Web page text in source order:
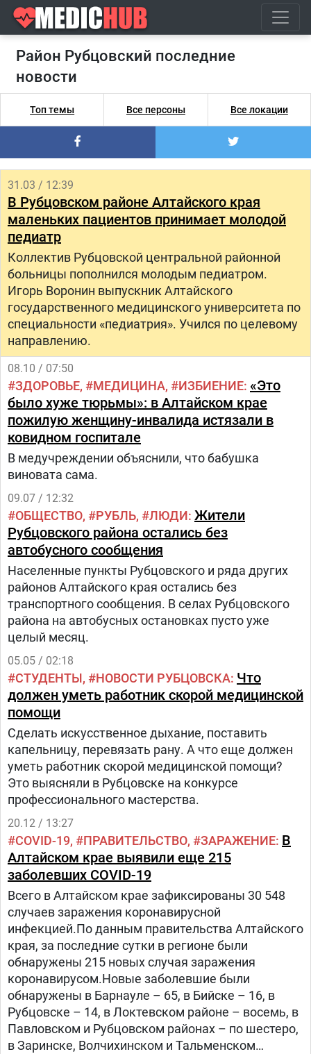
Район Рубцовский последние
новости
Топ темы Все персоны Все локации
31.03 / 12:39
В Рубцовском районе Алтайского края
маленьких пациентов принимает молодой
педиатр
Коллектив Рубцовской центральной районной
больницы пополнился молодым педиатром.
Игорь Воронин выпускник Алтайского
государственного медицинского университета по
специальности «педиатрия». Учился по целевому
направлению.
08.10 / 07:50
ЗДОРОВЬЕ МЕДИЦИНА ИЗБИЕНИЕ «Это
было хуже тюрьмы»: в Алтайском крае
пожилую женщину-инвалида истязали в
ковидном госпитале
В медучреждении объяснили, что бабушка
виновата сама.
09.07 / 12:32
ОБЩЕСТВО РУБЛЬ ЛЮДИ Жители
Рубцовского района остались без
автобусного сообщения
Населенные пункты Рубцовского и ряда других
районов Алтайского края остались без
транспортного сообщения. В селах Рубцовского
района на автобусных остановках пусто уже
целый месяц.
05.05 / 02:18
СТУДЕНТЫ НОВОСТИ РУБЦОВСКА Что
должен уметь работник скорой медицинской
помощи
Сделать искусственное дыхание, поставить
капельницу, перевязать рану. А что еще должен
уметь работник скорой медицинской помощи?
Это выясняли в Рубцовске на конкурсе
профессионального мастерства.
20.12 / 13:27
COVID-19 ПРАВИТЕЛЬСТВО ЗАРАЖЕНИЕ В
Алтайском крае выявили еще 215
заболевших COVID-19
Всего в Алтайском крае зафиксированы 30 548
случаев заражения коронавирусной
инфекцией.По данным правительства Алтайского
края, за последние сутки в регионе были
обнаружены 215 новых случая заражения
коронавирусом.Новые заболевшие были
обнаружены в Барнауле – 65, в Бийске – 16, в
Рубцовске – 14, в Локтевском районе – восемь, в
Павловском и Рубцовском районах – по шестеро,
в Заринске, Волчихинском и Тальменском